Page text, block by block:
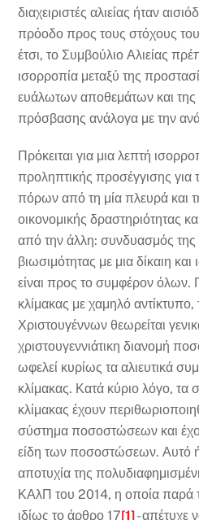
διαχειριστές αλιείας ήταν
πρόοδο προς τους στόχους
έτσι, το Συμβούλιο Αλιείας
ισορροπία μεταξύ της
ευάλωτων αποθεμάτων και της
πρόσβασης ανάλογα με την
Πρόκειται για μια λεπτή
προληπτικής προσέγγισης για
πόρων από τη μία πλευρά και
οικονομικής δραστηριότητας
από την άλλη: συνδυασμός της
βιωσιμότητας με μια δίκαιη
είναι προς το συμφέρον όλων.
κλίμακας με χαμηλό
Χριστουγέννων θεωρείται
χριστουγεννιάτικη διανομή
ωφελεί κυρίως τα αλιευτικά
κλίμακας. Κατά κύριο λόγο, τα
κλίμακας έχουν
σύστημα ποσοστώσεων και
είδη των ποσοστώσεων. Αυτό
αποτυχία της
ΚΑλΠ του 2014, η οποία παρά
ιδίως το άρθρο 17[1] - απέτυχε